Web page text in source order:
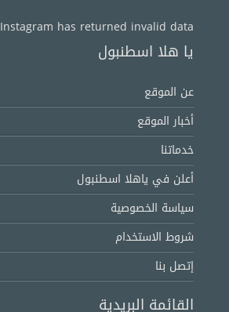
Instagram has returned invalid data.
يا هلا اسطنبول
عن الموقع
أخبار الموقع
خدماتنا
أعلن في ياهلا اسطنبول
سياسة الخصوصية
شروط الاستخدام
إتصل بنا
القائمة البريدية